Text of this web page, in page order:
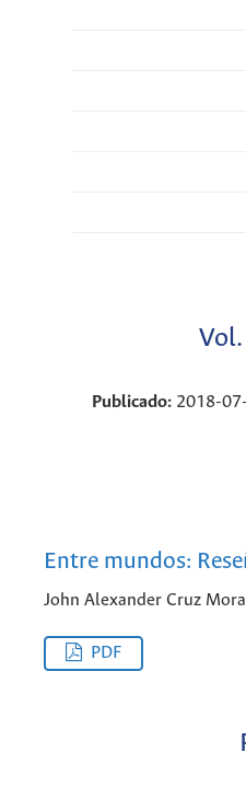
Publicado: 2018-
Entre mundos:
John Alexander Cruz
PDF